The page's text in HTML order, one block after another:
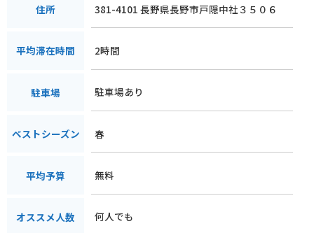
住所 381-4101 長野県長野市戸隠中社３５０６
平均滞在時間 2時間
駐車場 駐車場あり
ベストシーズン 春
平均予算 無料
オススメ人数 何人でも